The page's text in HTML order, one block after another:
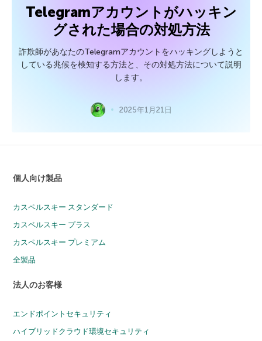
Telegramアカウントがハッキン
グされた場合の対処方法
詐欺師があなたのTelegramアカウントをハッキングしようと
している兆候を検知する方法と、その対処方法について説明
します。
2025年1月21日
個人向け製品
カスペルスキー スタンダード
カスペルスキー プラス
カスペルスキー プレミアム
全製品
法人のお客様
エンドポイントセキュリティ
ハイブリッドクラウド環境セキュリティ